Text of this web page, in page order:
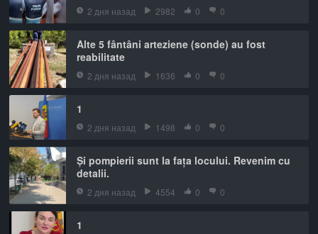
2 дня назад 2982 0 0
Alte 5 fântâni arteziene (sonde) au fost
reabilitate
2 дня назад 1636 0 0
1
2 дня назад 1498 0 0
Și pompierii sunt la fața locului. Revenim cu
detalii.
2 дня назад 4554 0 0
1